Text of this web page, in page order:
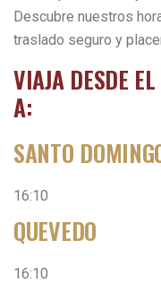
Descubre nuestros
traslado seguro y
VIAJA DESDE EL
A:
SANTO
16:10
QUEVEDO
16:10